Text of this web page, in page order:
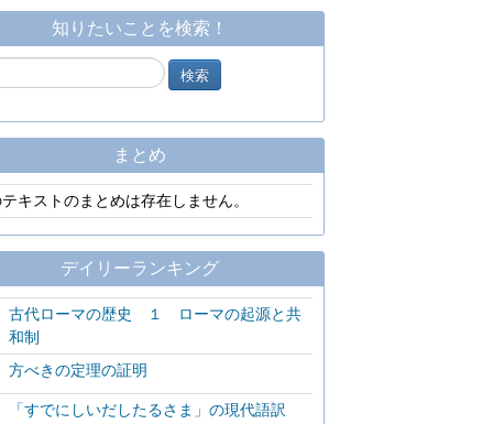
知りたいことを検索！
まとめ
テキストのまとめは存在しません。
デイリーランキング
古代ローマの歴史 １ ローマの起源と共
和制
方べきの定理の証明
「すでにしいだしたるさま」の現代語訳